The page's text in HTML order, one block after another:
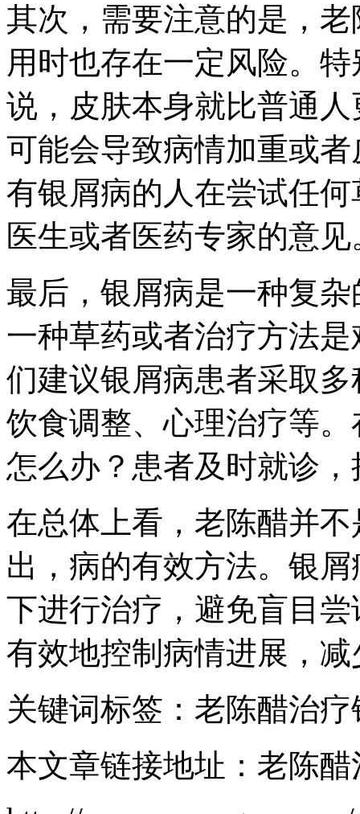
其次，需要注意的是，
用时也存在一定风险。
说，皮肤本身就比普通
可能会导致病情加重或
有银屑病的人在尝试任
医生或者医药专家的意见
最后，银屑病是一种复
一种草药或者治疗方法
们建议银屑病患者采取
饮食调整、心理治疗等
怎么办？患者及时就诊
在总体上看，老陈醋并
出，病的有效方法。银
下进行治疗，避免盲目
有效地控制病情进展，
关键词标签：老陈醋治
本文章链接地址：老陈